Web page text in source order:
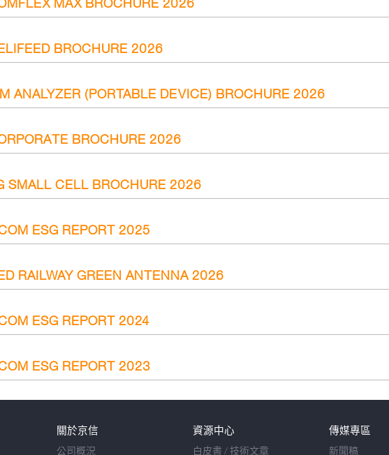
BROCHURE 2026
ANALYZER (PORTABLE DEVICE) BROCHURE 2026
BROCHURE 2026
SMALL CELL BROCHURE 2026
ESG REPORT 2025
RAILWAY GREEN ANTENNA 2026
ESG REPORT 2024
ESG REPORT 2023
關於京信
公司概況
資源中心
白皮書 / 技術文章
傳媒專區
新聞稿